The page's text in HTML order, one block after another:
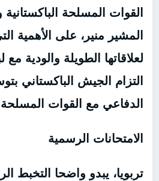
القوات المسلحة الباكستانية
المشير منير، على الأهمية
لعلاقاتها الطويلة والودية
التزام الجيش الباكستاني
الدفاعي مع القوات المسلحة
الامتحانات الرسمية
تربويا، يبدو واضحا التخبط